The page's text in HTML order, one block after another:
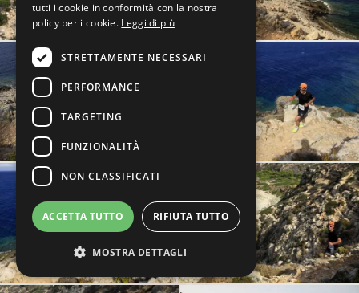
tutti i cookie in conformità con la nostra
policy per i cookie. Leggi di più
STRETTAMENTE NECESSARI
PERFORMANCE
TARGETING
FUNZIONALITÀ
NON CLASSIFICATI
ACCETTA TUTTO RIFIUTA TUTTO
MOSTRA DETTAGLI